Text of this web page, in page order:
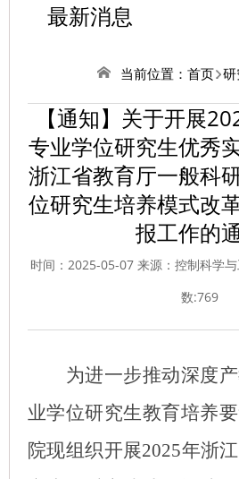
最新消息
当前位置： 首页
【通知】关于开展
专业学位研究生优秀
浙江省教育厅一般科
位研究生培养模式改
报工作的
时间：2025-05-07 来源：控制科学
数:769
为进一步推动深度
业学位研究生教育培养
院现组织开展2025年浙